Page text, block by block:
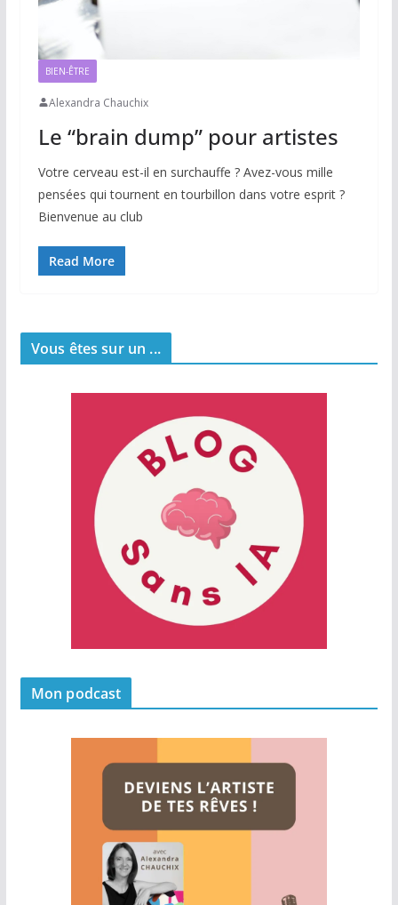
BIEN-ÊTRE
Alexandra Chauchix
Le “brain dump” pour artistes
Votre cerveau est-il en surchauffe ? Avez-vous mille
pensées qui tournent en tourbillon dans votre esprit ?
Bienvenue au club
Read More
Vous êtes sur un ...
Mon podcast